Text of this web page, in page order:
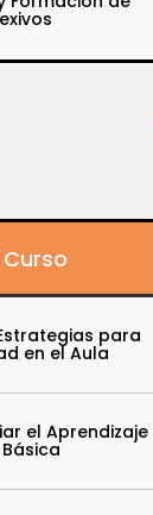
para
en el Aula
el Aprendizaje